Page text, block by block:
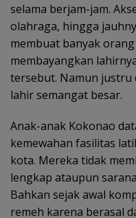
selama berjam-jam.
olahraga, hingga
membuat banyak
membayangkan
tersebut. Namun justru
lahir semangat besar.
Anak-anak Kokonao
kemewahan fasilitas
kota. Mereka tidak
lengkap ataupun
Bahkan sejak awal
remeh karena berasal